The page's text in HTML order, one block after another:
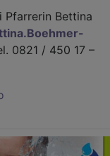
Pfarrerin Bettina
0821 / 450 17 –